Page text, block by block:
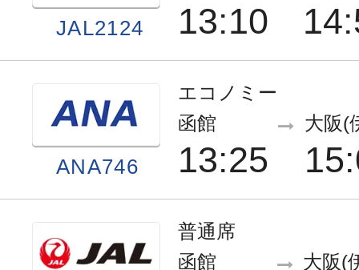
JAL2124 13:10
ANA746
エコノミー
函館
13:25
大阪(
普通席
函館
大阪(